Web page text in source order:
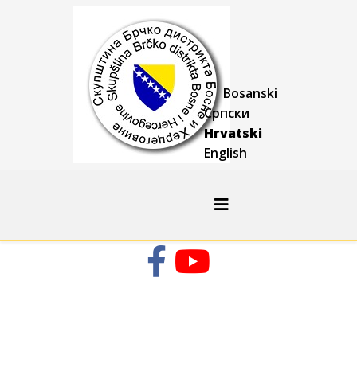
Bosanski
Српски
Hrvatski
English